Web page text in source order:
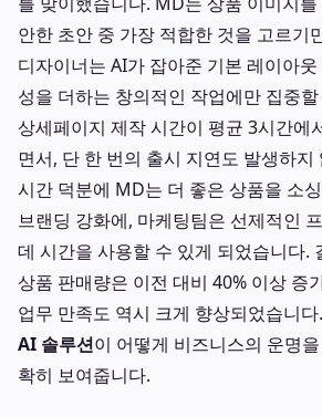
안한 초안 중 가장 적합한 것을 고르기
디자이너는 AI가 잡아준 기본 레이아
성을 더하는 창의적인 작업에만 집중
상세페이지 제작 시간이 평균 3시간에
면서, 단 한 번의 출시 지연도 발생하지
시간 덕분에 MD는 더 좋은 상품을 소
브랜딩 강화에, 마케팅팀은 선제적인
데 시간을 사용할 수 있게 되었습니다.
상품 판매량은 이전 대비 40% 이상 증
업무 만족도 역시 크게 향상되었습니
AI 솔루션이 어떻게 비즈니스의 운명
확히 보여줍니다.